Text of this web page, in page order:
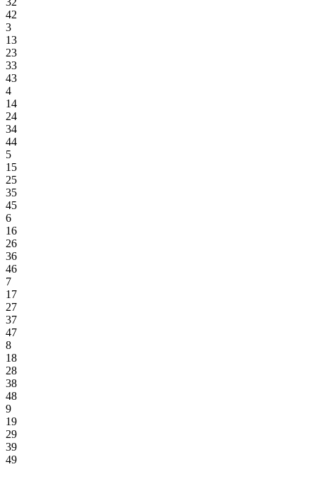
42
3
13
23
33
43
4
14
24
34
44
5
15
25
35
45
6
16
26
36
46
7
17
27
37
47
8
18
28
38
48
9
19
29
39
49